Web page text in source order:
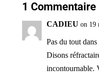
1 Commentaire
CADIEU on 19
Pas du tout
Disons
incontournable.